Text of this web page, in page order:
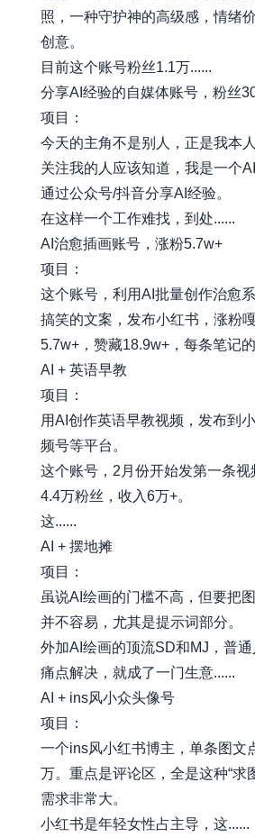
照，一种守护神的高级感，情绪
创意。
目前这个账号粉丝1.1万......
分享AI经验的自媒体账号，粉丝
项目：
今天的主角不是别人，正是我本人
关注我的人应该知道，我是一个
通过公众号/抖音分享AI经验。
在这样一个工作难找，到处......
AI治愈插画账号，涨粉5.7w+
项目：
这个账号，利用AI批量创作治愈
搞笑的文案，发布小红书，涨粉
5.7w+，赞藏18.9w+，每条笔记的
AI + 英语早教
项目：
用AI创作英语早教视频，发布到
频号等平台。
这个账号，2月份开始发第一条视
4.4万粉丝，收入6万+。
这......
AI + 摆地摊
项目：
虽说AI绘画的门槛不高，但要把
并不容易，尤其是提示词部分。
外加AI绘画的顶流SD和MJ，普
痛点解决，就成了一门生意......
AI + ins风小众头像号
项目：
一个ins风小红书博主，单条图文
万。重点是评论区，全是这种“求
需求非常大。
小红书是年轻女性占主导，这......